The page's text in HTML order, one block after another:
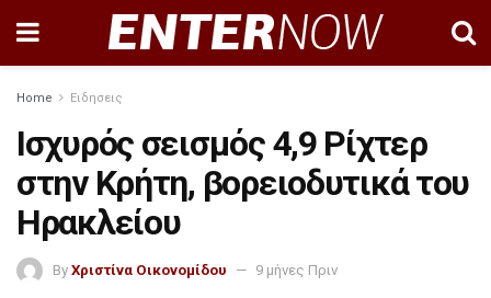
Home Ειδησεις
Ισχυρός σεισμός 4,9 Ρίχτερ
στην Κρήτη, βορειοδυτικά του
Ηρακλείου
By Χριστίνα Οικονομίδου 9 μήνες Πριν